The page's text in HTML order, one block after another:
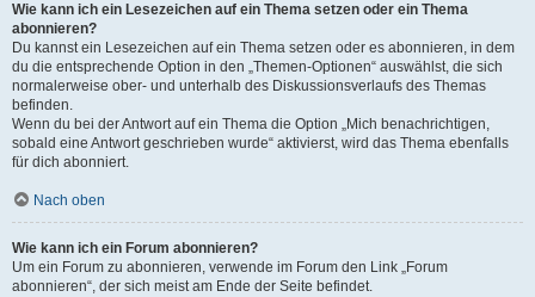
Wie kann ich ein Lesezeichen auf ein Thema setzen oder ein Thema
abonnieren?
Du kannst ein Lesezeichen auf ein Thema setzen oder es abonnieren, in dem
du die entsprechende Option in den „Themen-Optionen“ auswählst, die sich
normalerweise ober- und unterhalb des Diskussionsverlaufs des Themas
befinden.
Wenn du bei der Antwort auf ein Thema die Option „Mich benachrichtigen,
sobald eine Antwort geschrieben wurde“ aktivierst, wird das Thema ebenfalls
für dich abonniert.
Nach oben
Wie kann ich ein Forum abonnieren?
Um ein Forum zu abonnieren, verwende im Forum den Link „Forum
abonnieren“, der sich meist am Ende der Seite befindet.